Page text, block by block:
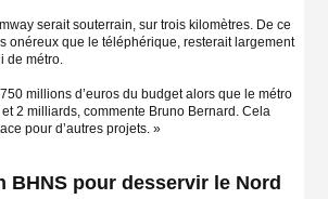
serait souterrain, sur trois kilomètres. De ce
onéreux que le téléphérique, resterait largement
de métro.
millions d’euros du budget alors que le métro
2 milliards, commente Bruno Bernard. Cela
pour d’autres projets. »
BHNS pour desservir le Nord